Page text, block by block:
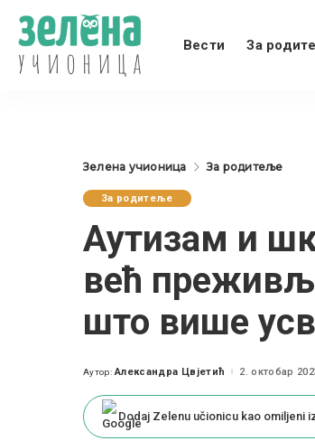
Вести За
Зелена учионица За родитеље
За родитеље
Аутизам и
већ
што више
Posted
Аутор: Александра Цвјетић 2. октобар
Dodaj Zelenu učionicu kao omiljeni